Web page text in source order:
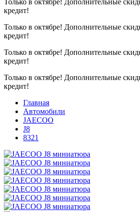
Только в октябре! Дополнительные
кредит!
Только в октябре! Дополнительные
кредит!
Только в октябре! Дополнительные
кредит!
Только в октябре! Дополнительные
кредит!
Главная
Автомобили
JAECOO
J8
8321